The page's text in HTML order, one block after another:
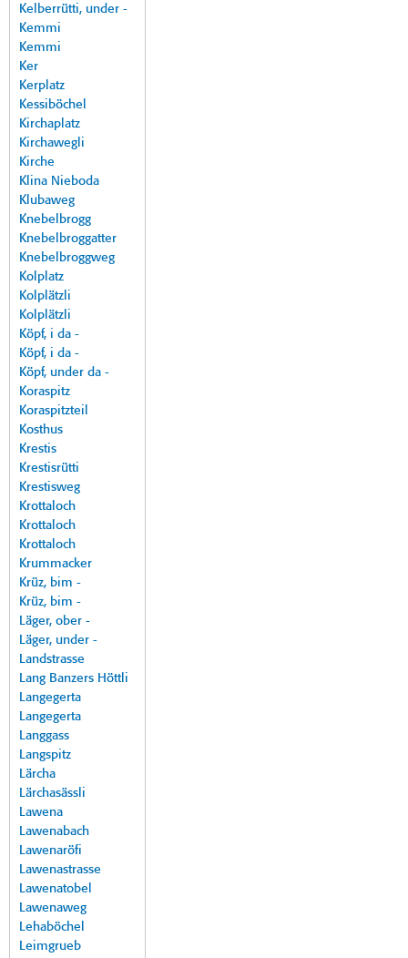
Kelberrütti, under -
Kemmi
Kemmi
Ker
Kerplatz
Kessiböchel
Kirchaplatz
Kirchawegli
Kirche
Klina Nieboda
Klubaweg
Knebelbrogg
Knebelbroggatter
Knebelbroggweg
Kolplatz
Kolplätzli
Kolplätzli
Köpf, i da -
Köpf, i da -
Köpf, under da -
Koraspitz
Koraspitzteil
Kosthus
Krestis
Krestisrütti
Krestisweg
Krottaloch
Krottaloch
Krottaloch
Krummacker
Krüz, bim -
Krüz, bim -
Läger, ober -
Läger, under -
Landstrasse
Lang Banzers Höttli
Langegerta
Langegerta
Langgass
Langspitz
Lärcha
Lärchasässli
Lawena
Lawenabach
Lawenaröfi
Lawenastrasse
Lawenatobel
Lawenaweg
Lehaböchel
Leimgrueb